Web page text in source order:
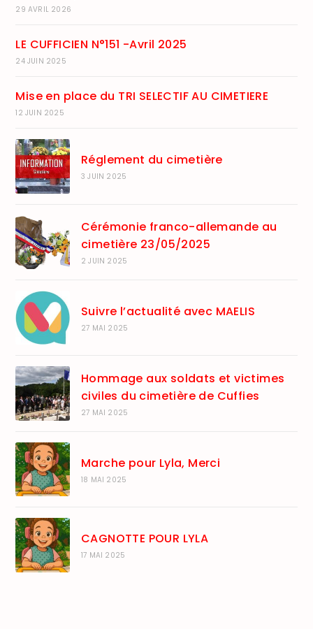
29 AVRIL 2026
LE CUFFICIEN N°151 -Avril 2025
24 JUIN 2025
Mise en place du TRI SELECTIF AU CIMETIERE
12 JUIN 2025
Réglement du cimetière
3 JUIN 2025
Cérémonie franco-allemande au
cimetière 23/05/2025
2 JUIN 2025
Suivre l’actualité avec MAELIS
27 MAI 2025
Hommage aux soldats et victimes
civiles du cimetière de Cuffies
27 MAI 2025
Marche pour Lyla, Merci
18 MAI 2025
CAGNOTTE POUR LYLA
17 MAI 2025